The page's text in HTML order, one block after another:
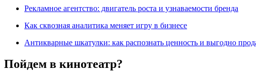
Рекламное агентство: двигатель роста и узнаваемости бренда
Как сквозная аналитика меняет игру в бизнесе
Антикварные шкатулки: как распознать ценность и выгодно
Пойдем в кинотеатр?